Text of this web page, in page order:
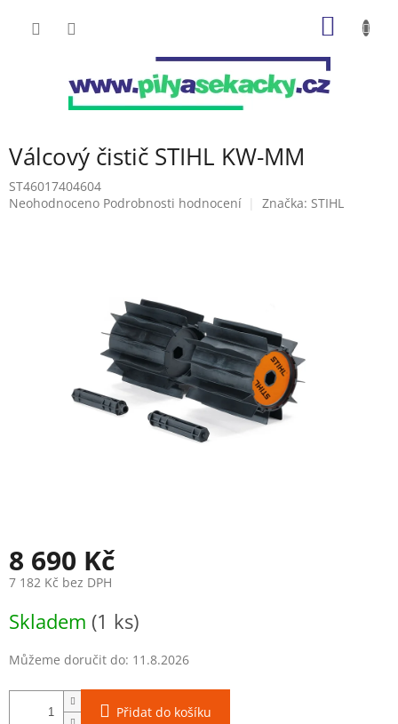
Válcový čistič STIHL KW-MM
ST46017404604
Průměrné
Neohodnoceno Podrobnosti hodnocení Značka: STIHL
8 690 Kč
7 182 Kč bez DPH
cena:
Skladem (1 ks)
Můžeme doručit do: 11.8.2026
Přidat do košíku